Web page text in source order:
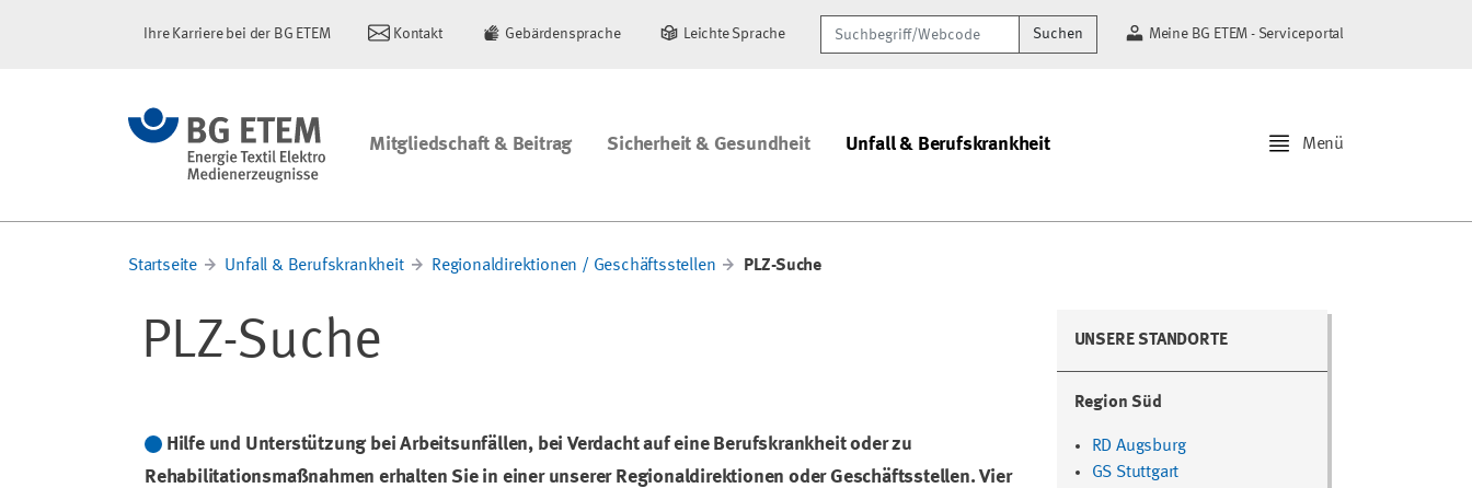
Ihre Karriere bei der BG ETEM Kontakt Gebärdensprache Leichte Sprache Suchbegriff/Webcode Suchen Meine BG ETEM - Serviceportal
Mitgliedschaft & Beitrag Sicherheit & Gesundheit Unfall & Berufskrankheit Menü
Startseite Unfall & Berufskrankheit Regionaldirektionen / Geschäftsstellen PLZ-Suche
PLZ-Suche
Hilfe und Unterstützung bei Arbeitsunfällen, bei Verdacht auf eine Berufskrankheit oder zu
Rehabilitationsmaßnahmen erhalten Sie in einer unserer Regionaldirektionen oder Geschäftsstellen. Vier
UNSERE STANDORTE
Region Süd
RD Augsburg
GS Stuttgart